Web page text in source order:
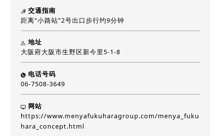
交通指南
距离“小路站”2号出口步行约9分钟
地址
大阪府大阪市生野区新今里5-1-8
电话号码
06-7508-3649
网站
https://www.menyafukuharagroup.com/menya_fuku
hara_concept.html